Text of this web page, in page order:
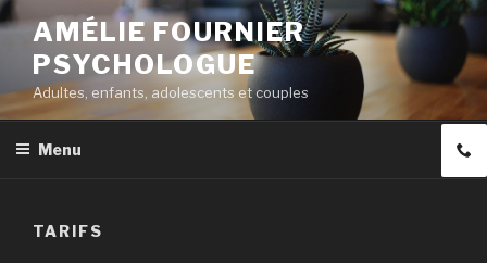
Aller
contenu
principal
AMÉLIE FOURNIER
PSYCHOLOGUE
Adultes, enfants, adolescents et couples
Menu
TARIFS